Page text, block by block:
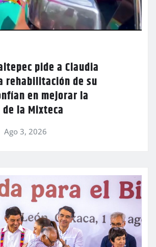
pide a Claudia
rehabilitación de su
en mejorar la
la Mixteca
Ago 3, 2026